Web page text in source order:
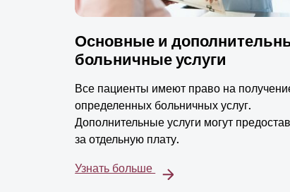
Основные и
больничные услуги
Все пациенты имеют право на
определенных больничных услуг.
Дополнительные услуги могут
за отдельную плату.
Узнать больше